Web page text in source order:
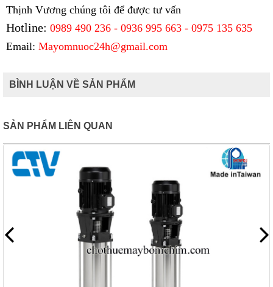
Thịnh Vương chúng tôi để được tư vấn
Hotline: 0989 490 236 - 0936 995 663 - 0975 135 635
Email: Mayomnuoc24h@gmail.com
BÌNH LUẬN VỀ SẢN PHẨM
SẢN PHẨM LIÊN QUAN